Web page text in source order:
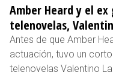
Amber Heard y el ex
telenovelas,
Antes de que Amber
actuación, tuvo un
telenovelas Valentino